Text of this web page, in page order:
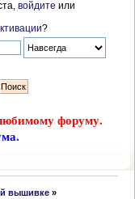
войдите или
?
форуму.
вышивке»